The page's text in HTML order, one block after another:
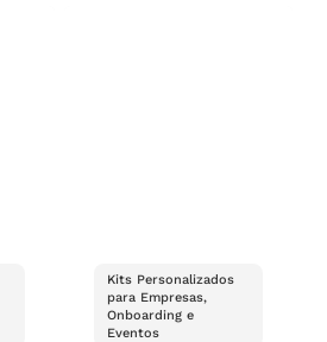
Kits Personalizados
para Empresas,
Onboarding e
Eventos